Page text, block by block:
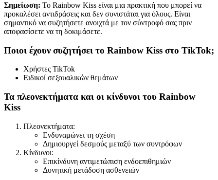
Σημείωση: Το Rainbow Kiss είναι μια πρακτική που μπορεί να
προκαλέσει αντιδράσεις και δεν συνιστάται για όλους. Είναι
σημαντικό να συζητήσετε ανοιχτά με τον σύντροφό σας πριν
αποφασίσετε να τη δοκιμάσετε.
Ποιοι έχουν συζητήσει το Rainbow Kiss στο TikTok;
Χρήστες TikTok
Ειδικοί σεξουαλικών θεμάτων
Τα πλεονεκτήματα και οι κίνδυνοι του Rainbow
Kiss
Πλεονεκτήματα:
Ενδυναμώνει τη σχέση
Δημιουργεί δεσμούς μεταξύ των συντρόφων
Κίνδυνοι:
Επικίνδυνη αντιμετώπιση ενδοεπιθημιών
Δυνητική μετάδοση ασθενειών